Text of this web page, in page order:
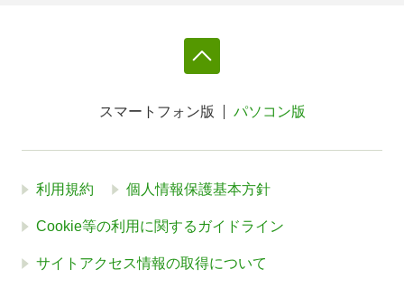
スマートフォン版 パソコン版
利用規約 個人情報保護基本方針
Cookie等の利用に関するガイドライン
サイトアクセス情報の取得について